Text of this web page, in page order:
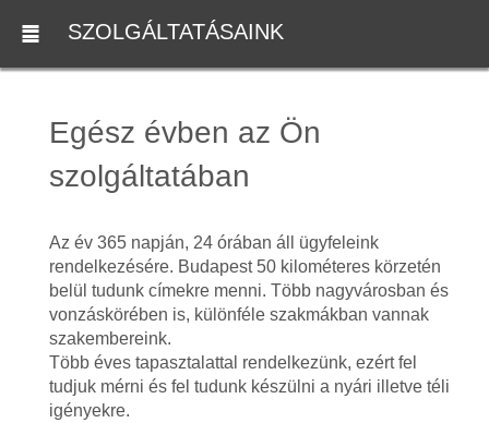
SZOLGÁLTATÁSAINK
Egész évben az Ön
szolgáltatában
Az év 365 napján, 24 órában áll ügyfeleink
rendelkezésére. Budapest 50 kilométeres körzetén
belül tudunk címekre menni. Több nagyvárosban és
vonzáskörében is, különféle szakmákban vannak
szakembereink.
Több éves tapasztalattal rendelkezünk, ezért fel
tudjuk mérni és fel tudunk készülni a nyári illetve téli
igényekre.